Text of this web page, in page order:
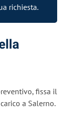
richiesta.
fissa il
a Salerno.